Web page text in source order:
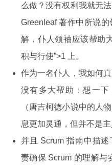
么做？没有权利我就无
Greenleaf 著作中所说
解，仆人领袖应该帮助
积与行使”>1 上。
作为一名仆人，我如何
没有多大帮助：想一
（唐吉柯德小说中的人
息更加灵通，但并不是主
并且 Scrum 指南中描
责确保 Scrum 的理解与